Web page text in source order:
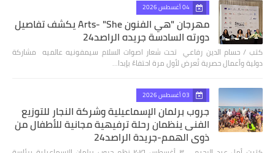
04 أغسطس 2026
مهرجان "هي الفنون Arts- "She يكشف تفاصيل
دورته السادسة جريده الراصد24
كتب / حسام الدين رفاعي تحت شعار اصوات السلام سيمفونيه عالميه مشاركة
دولية وأعمال حصرية تُعرض لأول مرة احتفاءً بإبدا…
03 أغسطس 2026
جروب برلمان الإسماعيلية وشركة النجار للتوزيع
الفنى ينظمان رحلة ترفيهية مجانية للأطفال من
ذوي الهمم-جريدة الراصد24